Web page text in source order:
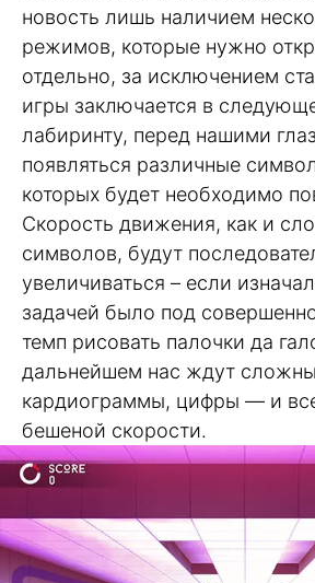
новость лишь наличием
режимов, которые нужно
отдельно, за исключением
игры заключается в
лабиринту, перед нашими
появляться различные
которых будет необходимо
Скорость движения, как и
символов, будут
увеличиваться – если
задачей было под
темп рисовать палочки да
дальнейшем нас ждут
кардиограммы, цифры — и
бешеной скорости.